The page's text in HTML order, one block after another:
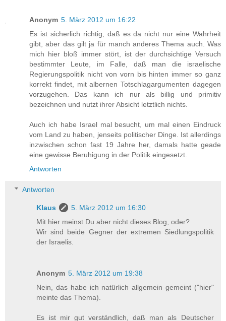
Anonym 5. März 2012 um 16:22
Es ist sicherlich richtig, daß es da nicht nur eine Wahrheit
gibt, aber das gilt ja für manch anderes Thema auch. Was
mich hier bloß immer stört, ist der durchsichtige Versuch
bestimmter Leute, im Falle, daß man die israelische
Regierungspolitik nicht von vorn bis hinten immer so ganz
korrekt findet, mit albernen Totschlagargumenten dagegen
vorzugehen. Das kann ich nur als billig und primitiv
bezeichnen und nutzt ihrer Absicht letztlich nichts.
Auch ich habe Israel mal besucht, um mal einen Eindruck
vom Land zu haben, jenseits politischer Dinge. Ist allerdings
inzwischen schon fast 19 Jahre her, damals hatte geade
eine gewisse Beruhigung in der Politik eingesetzt.
Antworten
Antworten
Klaus
5. März 2012 um 16:30
Mit hier meinst Du aber nicht dieses Blog, oder?
Wir sind beide Gegner der extremen Siedlungspolitik
der Israelis.
Anonym 5. März 2012 um 19:38
Nein, das habe ich natürlich allgemein gemeint ("hier"
meinte das Thema).
Es ist mir gut verständlich, daß man als Deutscher